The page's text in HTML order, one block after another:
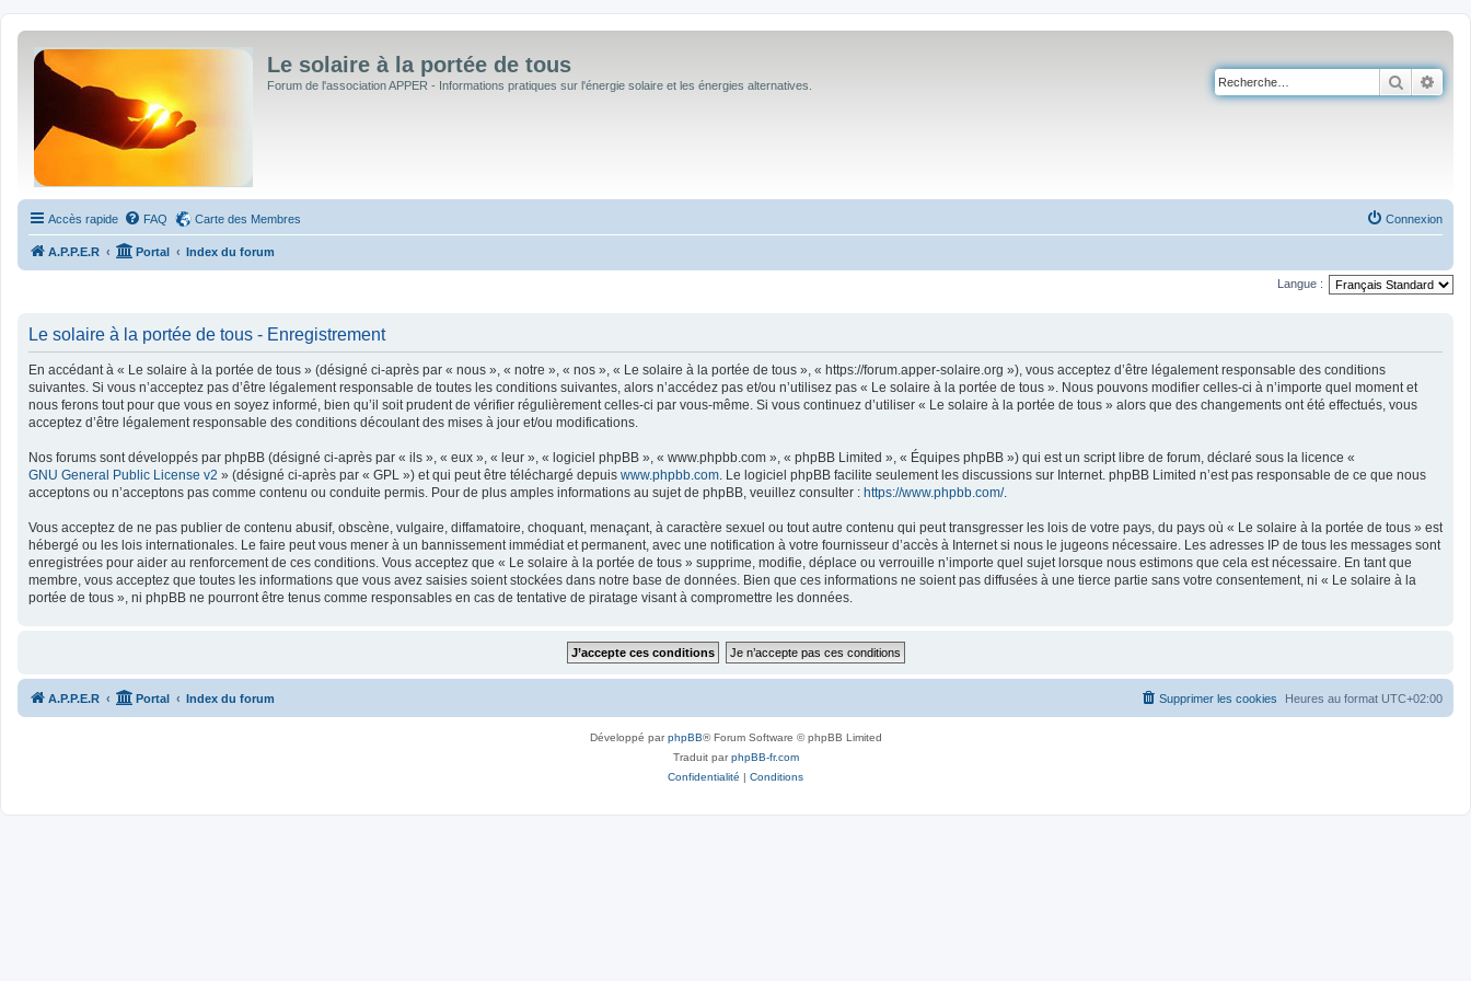
Le solaire à la portée de tous
Forum de l'association APPER - Informations pratiques sur l'énergie solaire et les énergies alternatives.
Accès rapide FAQ Carte des Membres Connexion
A.P.P.E.R Portal Index du forum
Langue :
Le solaire à la portée de tous - Enregistrement
En accédant à « Le solaire à la portée de tous » (désigné ci-après par « nous », « notre », « nos », « Le solaire à la portée de tous », « https://forum.apper-solaire.org »), vous acceptez d’être légalement responsable des conditions
suivantes. Si vous n’acceptez pas d’être légalement responsable de toutes les conditions suivantes, alors n’accédez pas et/ou n’utilisez pas « Le solaire à la portée de tous ». Nous pouvons modifier celles-ci à n’importe quel moment et
nous ferons tout pour que vous en soyez informé, bien qu’il soit prudent de vérifier régulièrement celles-ci par vous-même. Si vous continuez d’utiliser « Le solaire à la portée de tous » alors que des changements ont été effectués, vous
acceptez d’être légalement responsable des conditions découlant des mises à jour et/ou modifications.
Nos forums sont développés par phpBB (désigné ci-après par « ils », « eux », « leur », « logiciel phpBB », « www.phpbb.com », « phpBB Limited », « Équipes phpBB ») qui est un script libre de forum, déclaré sous la licence «
GNU General Public License v2 » (désigné ci-après par « GPL ») et qui peut être téléchargé depuis www.phpbb.com . Le logiciel phpBB facilite seulement les discussions sur Internet. phpBB Limited n’est pas responsable de ce que nous
acceptons ou n’acceptons pas comme contenu ou conduite permis. Pour de plus amples informations au sujet de phpBB, veuillez consulter : https://www.phpbb.com/.
Vous acceptez de ne pas publier de contenu abusif, obscène, vulgaire, diffamatoire, choquant, menaçant, à caractère sexuel ou tout autre contenu qui peut transgresser les lois de votre pays, du pays où « Le solaire à la portée de tous » est
hébergé ou les lois internationales. Le faire peut vous mener à un bannissement immédiat et permanent, avec une notification à votre fournisseur d’accès à Internet si nous le jugeons nécessaire. Les adresses IP de tous les messages sont
enregistrées pour aider au renforcement de ces conditions. Vous acceptez que « Le solaire à la portée de tous » supprime, modifie, déplace ou verrouille n’importe quel sujet lorsque nous estimons que cela est nécessaire. En tant que
membre, vous acceptez que toutes les informations que vous avez saisies soient stockées dans notre base de données. Bien que ces informations ne soient pas diffusées à une tierce partie sans votre consentement, ni « Le solaire à la
portée de tous », ni phpBB ne pourront être tenus comme responsables en cas de tentative de piratage visant à compromettre les données.
A.P.P.E.R Portal Index du forum Heures au format UTC+02:00
Supprimer les cookies
Développé parphpBB® Forum Software © phpBB Limited
Traduit parphpBB-fr.com
Confidentialité | Conditions